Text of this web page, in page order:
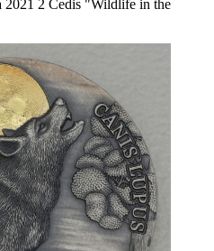
2021 2 Cedis "Wildlife in the